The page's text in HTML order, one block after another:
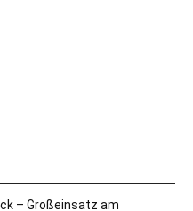
– Großeinsatz am